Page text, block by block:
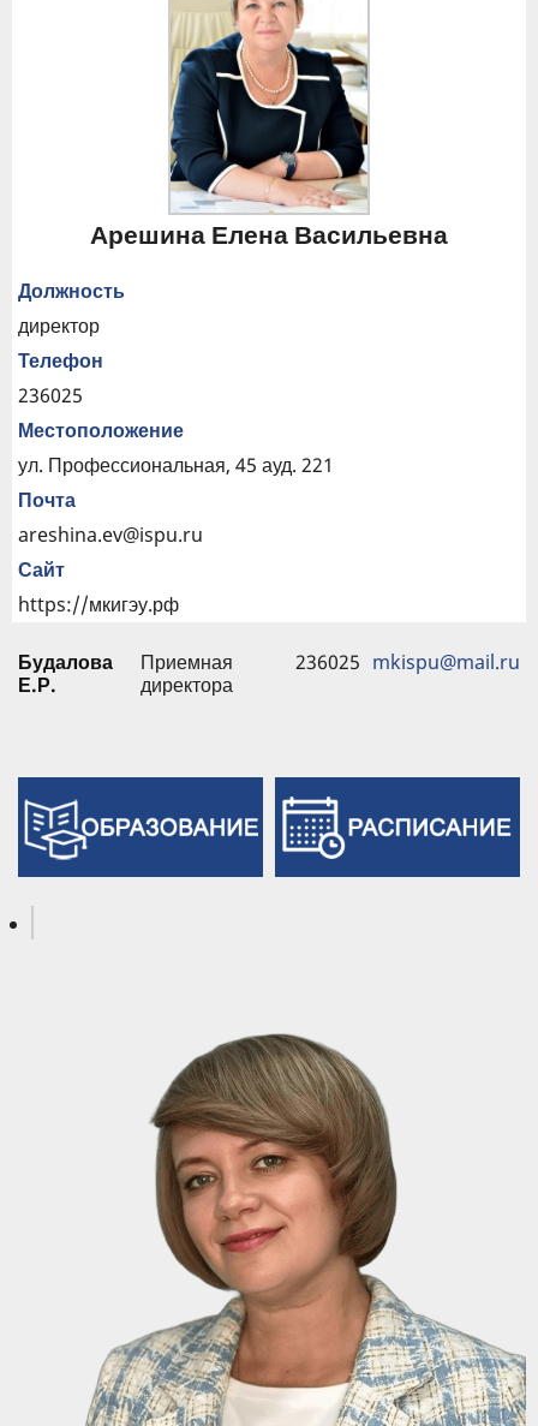
Арешина Елена Васильевна
Должность
директор
Телефон
236025
Местоположение
ул. Профессиональная, 45 ауд. 221
Почта
areshina.ev@ispu.ru
Сайт
https://мкигэу.рф
Будалова
Е.Р.
Приемная
директора
236025 mkispu@mail.ru